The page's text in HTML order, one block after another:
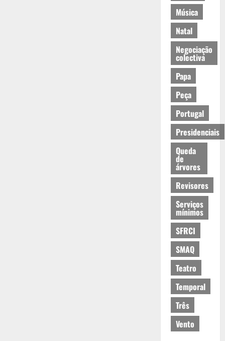
Música
Natal
Negociação
colectiva
Papa
Peça
Portugal
Presidenciais
Queda
de
árvores
Revisores
Serviços
mínimos
SFRCI
SMAQ
Teatro
Temporal
Três
Vento